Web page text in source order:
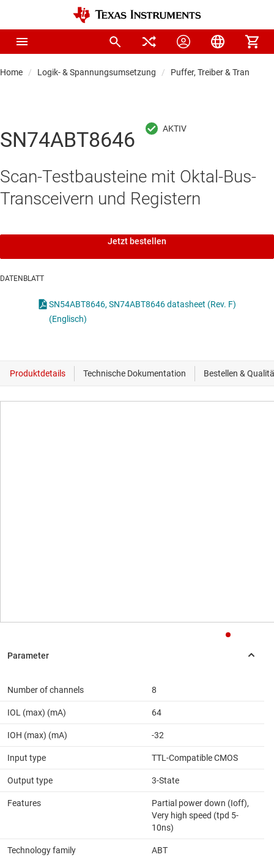
Home Logik- & Spannungsumsetzung Puffer, Treiber &
SN74ABT8646
Scan-Testbausteine mit Oktal-Bus-
Transceivern und Registern
Jetzt bestellen
DATENBLATT
SN54ABT8646, SN74ABT8646 datasheet (Rev. F)
(Englisch)
Number of channels 8
IOL (max) (mA) 64
IOH (max) (mA) -32
Input type TTL-Compatible CMOS
Output type 3-State
Features
Partial power down (Ioff),
Very high speed (tpd 5-
10ns)
Technology family ABT